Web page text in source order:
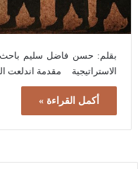
بقلم: حسن فاضل سليم
الاستراتيجية مقدمة اندلعت
أكمل القراءة »